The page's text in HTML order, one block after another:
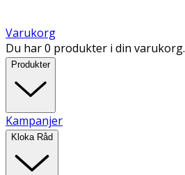
Varukorg
Du har 0 produkter i din varukorg.
Produkter
Kampanjer
Kloka Råd